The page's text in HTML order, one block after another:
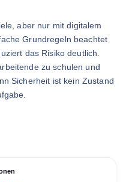
aber nur mit digitalem
Grundregeln beachtet
das Risiko deutlich.
zu schulen und
Sicherheit ist kein Zustand